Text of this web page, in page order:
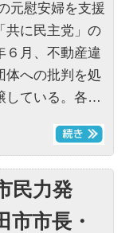
元慰安婦を支援
共に民主党」の
６月、不動産違
体への批判を処
している。各…
民力発
市長・